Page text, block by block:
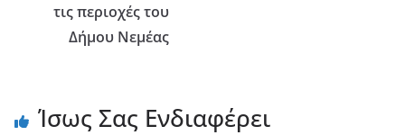
τις περιοχές του
Δήμου Νεμέας
Ίσως Σας Ενδιαφέρει